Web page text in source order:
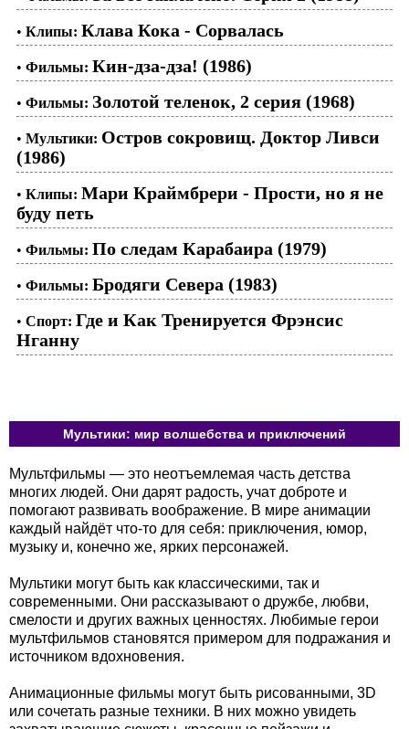
• Клипы: Клава Кока - Сорвалась
• Фильмы: Кин-дза-дза! (1986)
• Фильмы: Золотой теленок, 2 серия (1968)
• Мультики: Остров сокровищ. Доктор Ливси
(1986)
• Клипы: Мари Краймбрери - Прости, но я не
буду петь
• Фильмы: По следам Карабаира (1979)
• Фильмы: Бродяги Севера (1983)
• Спорт: Где и Как Тренируется Фрэнсис
Нганну
Мультики: мир волшебства и приключений
Мультфильмы — это неотъемлемая часть детства
многих людей. Они дарят радость, учат доброте и
помогают развивать воображение. В мире анимации
каждый найдёт что-то для себя: приключения, юмор,
музыку и, конечно же, ярких персонажей.
Мультики могут быть как классическими, так и
современными. Они рассказывают о дружбе, любви,
смелости и других важных ценностях. Любимые герои
мультфильмов становятся примером для подражания и
источником вдохновения.
Анимационные фильмы могут быть рисованными, 3D
или сочетать разные техники. В них можно увидеть